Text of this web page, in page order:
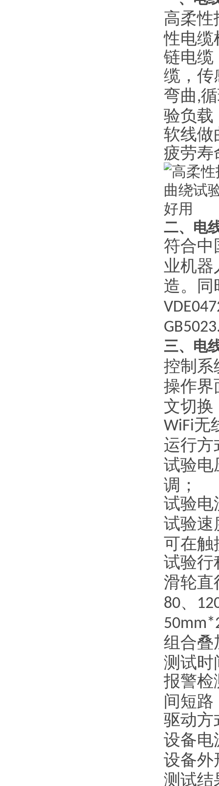
高柔性
性电缆
链电缆
缆，传
弯曲,
验负载
软线做
疲劳寿
二、电
符合中
业机器
造。同
三、电
控制系
操作界
文切换
WiFi无
运行方
试验电
调；
试验电
试验速
可在触
试验行
滑轮直
80、
组合叠
测试时
报警检
间短路
驱动方
设备电
设备外
测试结